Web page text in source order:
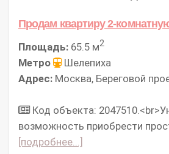
Продам квартиру 2-
Площадь: 65.5 м2
Метро
Шелепиха
Адрес: Москва, Береговой
Код объекта:
возможность приобрести
[подробнее...]